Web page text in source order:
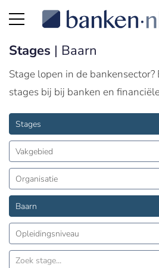
Stages | Baarn
Stage lopen in de bankensector?
stages bij bij banken en
Stages
Vakgebied
Organisatie
Baarn
Opleidingsniveau